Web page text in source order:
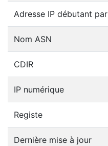
Adresse IP débutant par
Nom ASN
CDIR
IP numérique
Registe
Dernière mise à jour